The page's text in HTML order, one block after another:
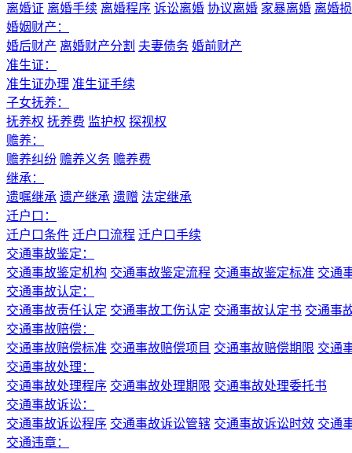
离婚证 离婚手续 离婚程序 诉讼离婚 协议离婚 家暴离婚 离婚
婚姻财产：
婚后财产 离婚财产分割 夫妻债务 婚前财产
准生证：
准生证办理 准生证手续
子女抚养：
抚养权 抚养费 监护权 探视权
赡养：
赡养纠纷 赡养义务 赡养费
继承：
遗嘱继承 遗产继承 遗赠 法定继承
迁户口：
迁户口条件 迁户口流程 迁户口手续
交通事故鉴定：
交通事故鉴定机构 交通事故鉴定流程 交通事故鉴定标准 交通
交通事故认定：
交通事故责任认定 交通事故工伤认定 交通事故认定书 交通事
交通事故赔偿：
交通事故赔偿标准 交通事故赔偿项目 交通事故赔偿期限 交通
交通事故处理：
交通事故处理程序 交通事故处理期限 交通事故处理委托书
交通事故诉讼：
交通事故诉讼程序 交通事故诉讼管辖 交通事故诉讼时效 交通
交通违章：